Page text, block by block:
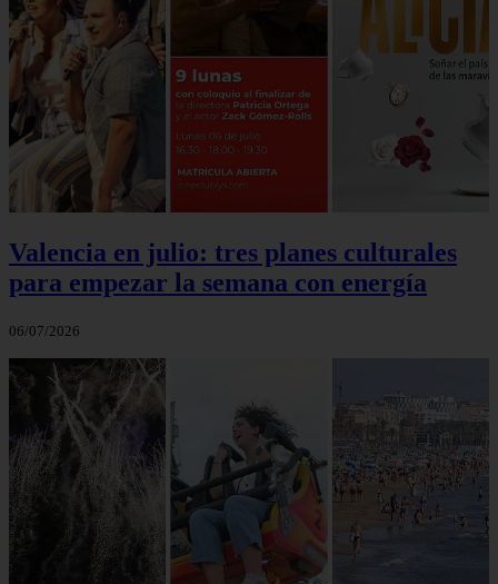
Valencia en julio: tres planes culturales
para empezar la semana con energía
06/07/2026